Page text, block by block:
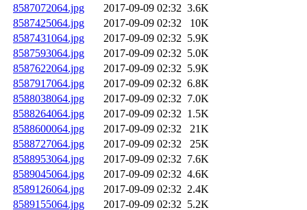
8587072064.jpg
2017-09-09 02:32 3.6K
8587425064.jpg
2017-09-09 02:32
10K
8587431064.jpg
2017-09-09 02:32 5.9K
8587593064.jpg
2017-09-09 02:32 5.0K
8587622064.jpg
2017-09-09 02:32 5.9K
8587917064.jpg
2017-09-09 02:32 6.8K
8588038064.jpg
2017-09-09 02:32 7.0K
8588264064.jpg
2017-09-09 02:32 1.5K
8588600064.jpg
2017-09-09 02:32
21K
8588727064.jpg
2017-09-09 02:32
25K
8588953064.jpg
2017-09-09 02:32 7.6K
8589045064.jpg
2017-09-09 02:32 4.6K
8589126064.jpg
2017-09-09 02:32 2.4K
8589155064.jpg
2017-09-09 02:32 5.2K